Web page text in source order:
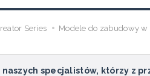
Series
Modele do zabudowy w
specjalistów, którzy z